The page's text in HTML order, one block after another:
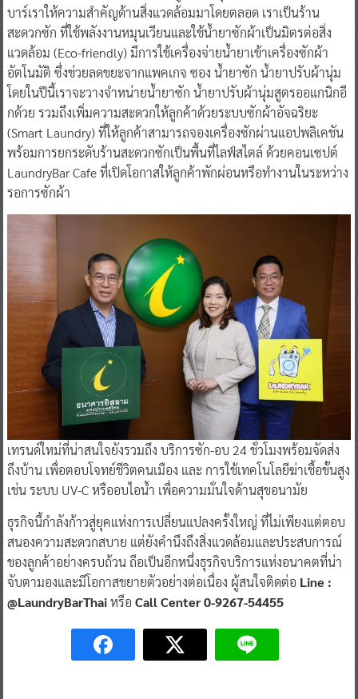
บาร์เราให้ความสำคัญด้านสิ่งแวดล้อมมาโดยตลอด เราเป็นร้าน
สะดวกซัก ที่ใช้พลังงานหมุนเวียนและใช้น้ำยาซักผ้าเป็นมิตรต่อสิ่ง
แวดล้อม (Eco-friendly) มีการใช้เครื่องจ่ายน้ำยาเข้าเครื่องซักผ้า
อัตโนมัติ ซึ่งช่วยลดขยะจากแพคเกจ ซอง น้ำยาซัก น้ำยาปรับผ้านุ่ม
โดยในปีนี้เราจะวางจำหน่ายน้ำยาซัก น้ำยาปรับผ้านุ่มสูตรออแกนิกอี
กด้วย รวมถึงเพิ่มความสะดวกให้ลูกค้าด้วยระบบซักผ้าอัจฉริยะ
(Smart Laundry) ที่ให้ลูกค้าสามารถจองเครื่องซักผ่านแอปพลิเคชัน
พร้อมการยกระดับร้านสะดวกซักเป็นพื้นที่ไลฟ์สไตล์ ด้วยคอนเซปต์
LaundryBar Cafe ที่เปิดโอกาสให้ลูกค้าพักผ่อนหรือทำงานในระหว่าง
รอการซักผ้า
เทรนด์ใหม่ที่น่าสนใจยังรวมถึง บริการซัก-อบ 24 ชั่วโมงพร้อมจัดส่ง
ถึงบ้าน เพื่อตอบโจทย์ชีวิตคนเมือง และ การใช้เทคโนโลยีฆ่าเชื้อขั้นสูง
เช่น ระบบ UV-C หรืออบไอน้ำ เพื่อความมั่นใจด้านสุขอนามัย
ธุรกิจนี้กำลังก้าวสู่ยุคแห่งการเปลี่ยนแปลงครั้งใหญ่ ที่ไม่เพียงแต่ตอบ
สนองความสะดวกสบาย แต่ยังคำนึงถึงสิ่งแวดล้อมและประสบการณ์
ของลูกค้าอย่างครบถ้วน ถือเป็นอีกหนึ่งธุรกิจบริการแห่งอนาคตที่น่า
จับตามองและมีโอกาสขยายตัวอย่างต่อเนื่อง ผู้สนใจติดต่อ Line :
@LaundryBarThaiหรือ Call Center 0-9267-54455